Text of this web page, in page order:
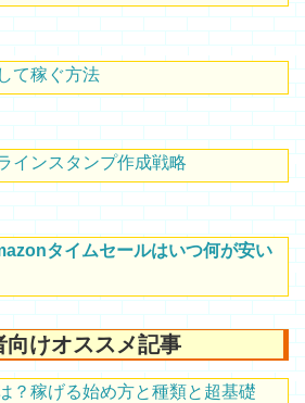
て稼ぐ方法
インスタンプ作成戦略
タイムセールはいつ何が安い
向けオススメ記事
？稼げる始め方と種類と超基礎